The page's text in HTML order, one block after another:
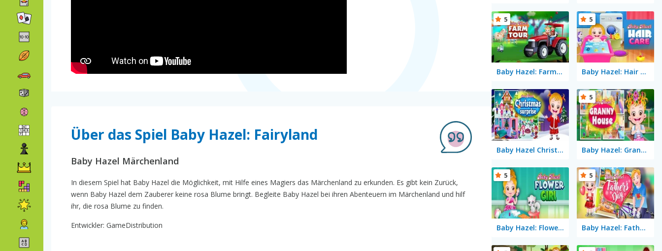
Über das Spiel Baby Hazel: Fairyland
Baby Hazel Märchenland
In diesem Spiel hat Baby Hazel die Möglichkeit, mit Hilfe eines Magiers das Märchenland zu erkunden. Es gibt kein Zurück,
wenn Baby Hazel dem Zauberer keine rosa Blume bringt. Begleite Baby Hazel bei ihren Abenteuern im Märchenland und hilf
ihr, die rosa Blume zu finden.
Entwickler: GameDistribution
Baby Hazel: Farm Tour
5
Baby Hazel: Hair Care
5
Baby Hazel Christmas Surprise Baby Hazel: Granny House
5
Baby Hazel: Flower Girl
5
Baby Hazel: Fathers Day
5